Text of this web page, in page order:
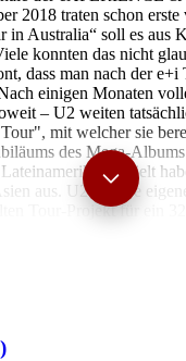
2018 traten schon erste
in Australia“ soll es aus
konnten das nicht
dass man nach der e+i
einigen Monaten
– U2 weiten
mit welcher sie
des Mega-
gespielt
aus. U2 als ihre
Tour-Projekt für ein
erfolgreichen
Wie dem auch sei:
warten! Zudem